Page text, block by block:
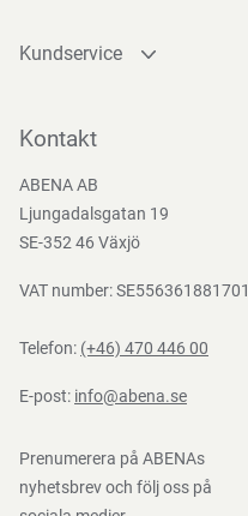
Kundservice
Bli kund
Nedladdningar
Kontakt
ABENA AB
Ljungadalsgatan 19
SE-352 46 Växjö
VAT number: SE556361881701
Telefon: (+46) 470 446 00
E-post: info@abena.se
Prenumerera på ABENAs
nyhetsbrev och följ oss på